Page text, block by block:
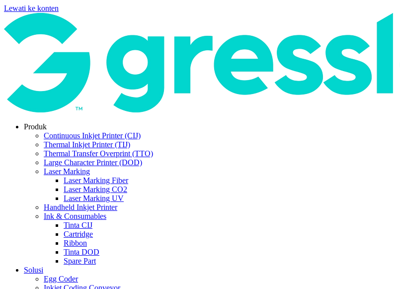
Lewati ke konten
Produk
Continuous Inkjet Printer (CIJ)
Thermal Inkjet Printer (TIJ)
Thermal Transfer Overprint (TTO)
Large Character Printer (DOD)
Laser Marking
Laser Marking Fiber
Laser Marking CO2
Laser Marking UV
Handheld Inkjet Printer
Ink & Consumables
Tinta CIJ
Cartridge
Ribbon
Tinta DOD
Spare Part
Solusi
Egg Coder